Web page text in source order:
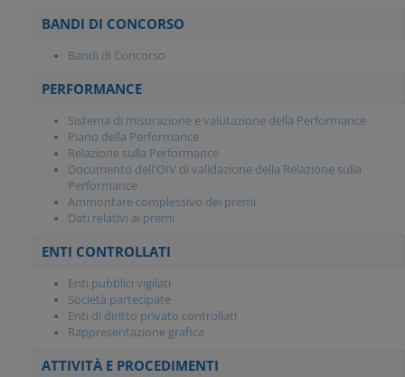
BANDI DI CONCORSO
Bandi di Concorso
PERFORMANCE
Sistema di misurazione e valutazione della Performance
Piano della Performance
Relazione sulla Performance
Documento dell'OIV di validazione della Relazione sulla
Performance
Ammontare complessivo dei premi
Dati relativi ai premi
ENTI CONTROLLATI
Enti pubblici vigilati
Società partecipate
Enti di diritto privato controllati
Rappresentazione grafica
ATTIVITÀ E PROCEDIMENTI